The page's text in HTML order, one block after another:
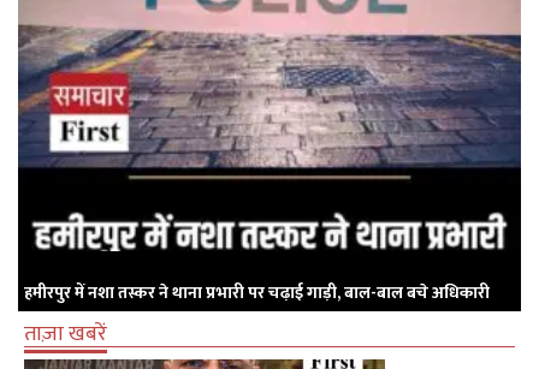
हमीरपुर में नशा तस्कर ने थाना प्रभारी पर चढ़ाई गाड़ी, बाल-बाल बचे अधिकारी
ताज़ा खबरें